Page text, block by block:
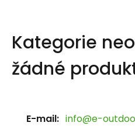
Kategorie
žádné
E-mail: info@e-